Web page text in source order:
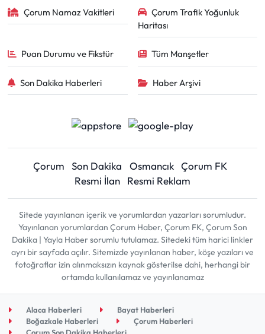
Çorum Namaz Vakitleri
Çorum Trafik Yoğunluk
Haritası
Puan Durumu ve Fikstür Tüm Manşetler
Son Dakika Haberleri Haber Arşivi
Çorum Son Dakika Osmancık Çorum FK
Resmi İlan
Resmi Reklam
Sitede yayınlanan içerik ve yorumlardan yazarları sorumludur.
Yayınlanan yorumlardan Çorum Haber, Çorum FK, Çorum Son
Dakika | Yayla Haber sorumlu tutulamaz. Sitedeki tüm harici linkler
ayrı bir sayfada açılır. Sitemizde yayınlanan haber, köşe yazıları ve
fotoğraflar izin alınmaksızın kaynak gösterilse dahi, herhangi bir
ortamda kullanılamaz ve yayınlanamaz
Alaca Haberleri
Bayat Haberleri
Boğazkale Haberleri
Çorum Haberleri